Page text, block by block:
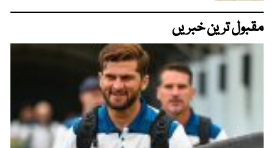
مقبول ترین خبریں